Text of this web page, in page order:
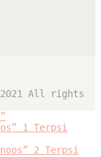
2021 All rights